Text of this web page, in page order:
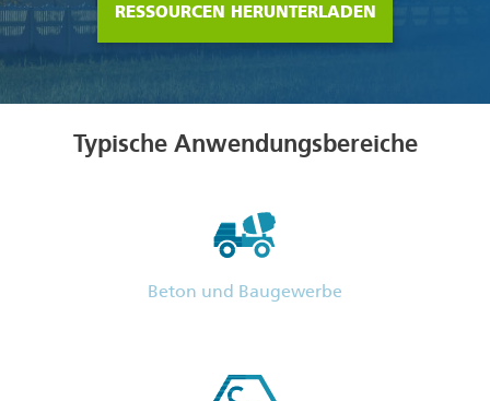
RESSOURCEN HERUNTERLADEN
Typische Anwendungsbereiche
Beton und Baugewerbe